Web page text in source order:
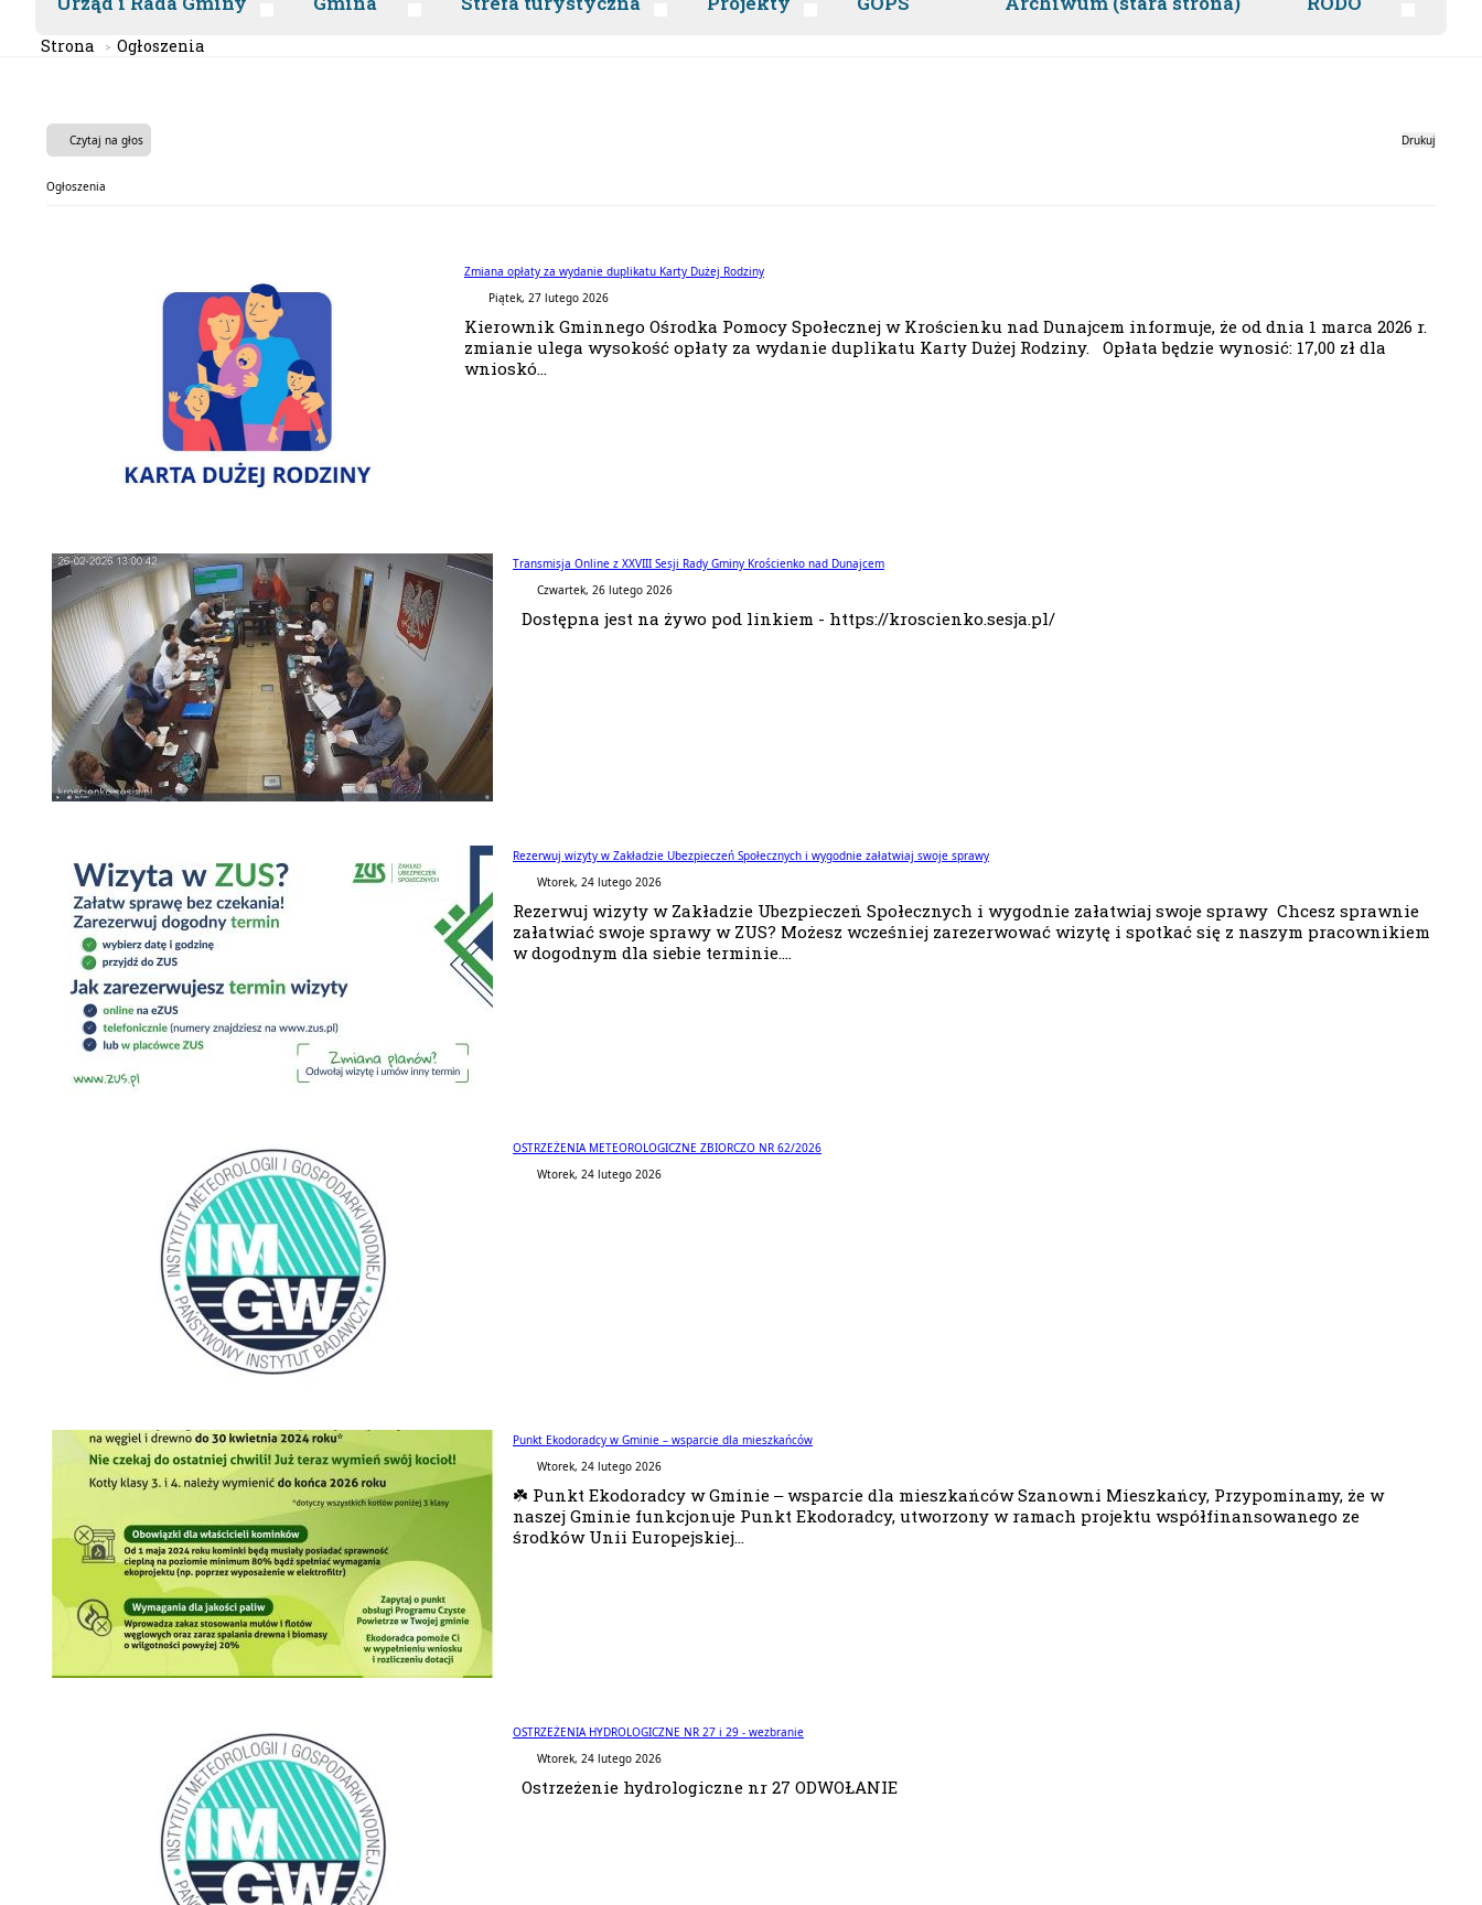
Strona Ogłoszenia
Czytaj na głos Drukuj
Ogłoszenia
Zmiana opłaty za wydanie duplikatu Karty Dużej Rodziny
Piątek, 27 lutego 2026
Kierownik Gminnego Ośrodka Pomocy Społecznej w Krościenku nad Dunajcem informuje, że od dnia 1 marca 2026 r.
zmianie ulega wysokość opłaty za wydanie duplikatu Karty Dużej Rodziny. Opłata będzie wynosić: 17,00 zł dla
wnioskó...
Transmisja Online z XXVIII Sesji Rady Gminy Krościenko nad Dunajcem
Czwartek, 26 lutego 2026
Dostępna jest na żywo pod linkiem - https://kroscienko.sesja.pl/
Rezerwuj wizyty w Zakładzie Ubezpieczeń Społecznych i wygodnie załatwiaj swoje sprawy
Wtorek, 24 lutego 2026
Rezerwuj wizyty w Zakładzie Ubezpieczeń Społecznych i wygodnie załatwiaj swoje sprawy Chcesz sprawnie
załatwiać swoje sprawy w ZUS? Możesz wcześniej zarezerwować wizytę i spotkać się z naszym pracownikiem
w dogodnym dla siebie terminie....
OSTRZEŻENIA METEOROLOGICZNE ZBIORCZO NR 62/2026
Wtorek, 24 lutego 2026
Punkt Ekodoradcy w Gminie – wsparcie dla mieszkańców
Wtorek, 24 lutego 2026
☘️ Punkt Ekodoradcy w Gminie – wsparcie dla mieszkańców Szanowni Mieszkańcy, Przypominamy, że w
naszej Gminie funkcjonuje Punkt Ekodoradcy, utworzony w ramach projektu współfinansowanego ze
środków Unii Europejskiej...
OSTRZEŻENIA HYDROLOGICZNE NR 27 i 29 - wezbranie
Wtorek, 24 lutego 2026
Ostrzeżenie hydrologiczne nr 27 ODWOŁANIE